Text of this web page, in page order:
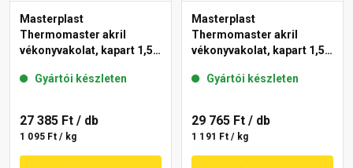
Masterplast
Thermomaster akril
vékonyvakolat, kapart 1,5
Gyártói készleten
27 385 Ft / db
1 095 Ft / kg
Masterplast
Thermomaster akril
vékonyvakolat, kapart 1,5
Gyártói készleten
29 765 Ft / db
1 191 Ft / kg